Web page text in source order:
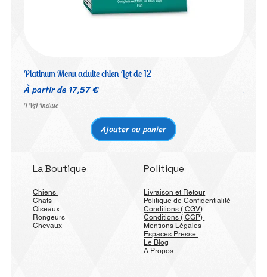
Platinum Menu adulte chien Lot de 12
À partir de17,57 €
Prix promotionnel
TVA Incluse
Ajouter au panier
À
Prix
TVA
La Boutique
Chiens
Chats
Oiseaux
Rongeurs
Chevaux
Politique
Livraison et Retour
Politique de Confidentialité
Conditions ( CGV)
Conditions ( CGP)
Mentions Légales
Espaces Presse
Le Blog
A Propos